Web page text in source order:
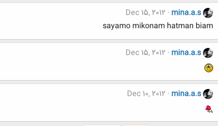
mina.a.s
Dec 15, 2012
sayamo mikonam hatman biam
mina.a.s
Dec 15, 2012
mina.a.s
Dec 10, 2012